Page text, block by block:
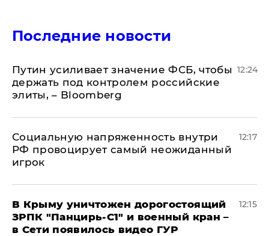
Последние новости
Путин усиливает значение ФСБ, чтобы
держать под контролем российские
элиты, – Bloomberg
12:24
Социальную напряженность внутри
РФ провоцирует самый неожиданный
игрок
12:17
В Крыму уничтожен дорогостоящий
ЗРПК "Панцирь-С1" и военный кран –
в Сети появилось видео ГУР
12:15